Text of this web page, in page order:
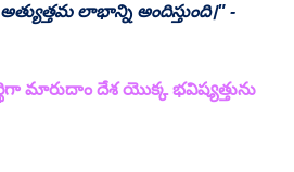
లాభాన్ని అందిస్తుంది।" -
మారుదాం దేశ యొక్క భవిష్యత్తును